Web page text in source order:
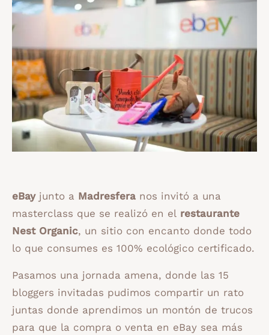
eBayjunto a Madresfera nos invitó a una
masterclass que se realizó en el restaurante
Nest Organic, un sitio con encanto donde todo
lo que consumes es 100% ecológico certificado.
Pasamos una jornada amena, donde las 15
bloggers invitadas pudimos compartir un rato
juntas donde aprendimos un montón de trucos
para que la compra o venta en eBay sea más